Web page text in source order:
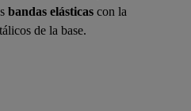
bandas elásticas con la
de la base.